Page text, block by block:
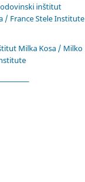
inštitut
/ France Stele Institute
Milka Kosa / Milko